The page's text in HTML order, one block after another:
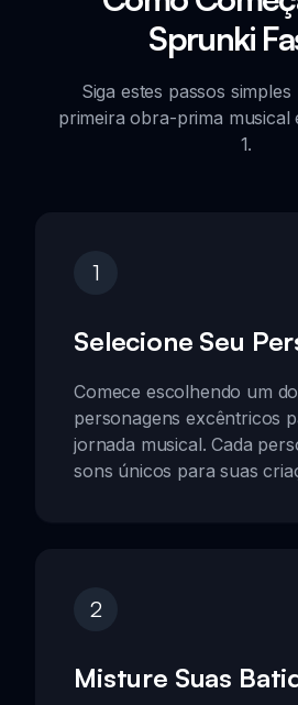
Sprunki
Siga estes passos
primeira obra-prima musical
1.
1
Selecione Seu
Comece escolhendo um
personagens excêntricos
jornada musical. Cada
sons únicos para suas
2
Misture Suas